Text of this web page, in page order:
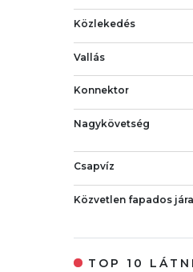
Közlekedés
Vallás
Konnektor
Nagykövetség
Csapvíz
Közvetlen fapados
TOP 10